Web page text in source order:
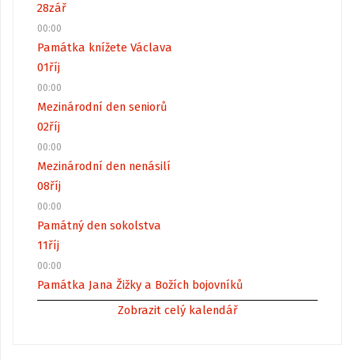
28zář
00:00
Památka knížete Václava
01říj
00:00
Mezinárodní den seniorů
02říj
00:00
Mezinárodní den nenásilí
08říj
00:00
Památný den sokolstva
11říj
00:00
Památka Jana Žižky a Božích bojovníků
Zobrazit celý kalendář